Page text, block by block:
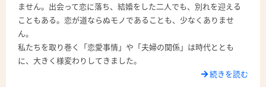
ません。出会って恋に落ち、結婚をした二人でも、別れを迎える
こともある。恋が道ならぬモノであることも、少なくありませ
ん。
私たちを取り巻く「恋愛事情」や「夫婦の関係」は時代ととも
に、大きく様変わりしてきました。
続きを読む